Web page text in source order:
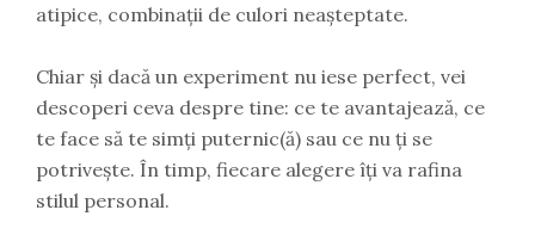
atipice, combinații de culori neașteptate.
Chiar și dacă un experiment nu iese perfect, vei
descoperi ceva despre tine: ce te avantajează, ce
te face să te simți puternic(ă) sau ce nu ți se
potrivește. În timp, fiecare alegere îți va rafina
stilul personal.